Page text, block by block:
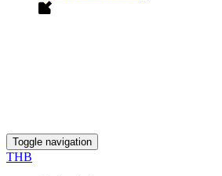
Toggle navigation
THB